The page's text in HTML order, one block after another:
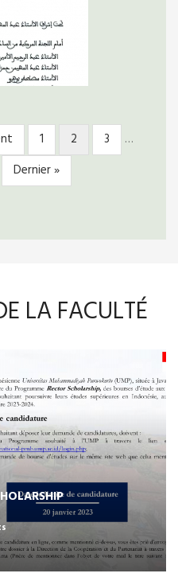
Page
1
Page
courante
2 Page
3
…
Dernière
page
Dernier »
LA FACULTÉ